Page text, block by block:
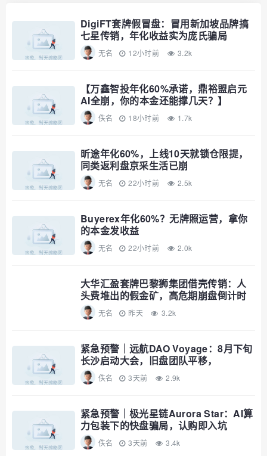
DigiFT套牌假冒盘：冒用新加坡品牌搞
七星传销，年化收益实为庞氏骗局
无名 12小时前 3.2k
【万鑫智投年化60%承诺，鼎裕盟启元
AI全崩，你的本金还能撑几天？】
佚名 18小时前 1.7k
昕途年化60%，上线10天就锁仓限提，
同类返利盘京采生活已崩
无名 22小时前 2.5k
Buyerex年化60%？无牌照运营，拿你
的本金发收益
无名 22小时前 2.0k
大华汇盈套牌巴黎狮集团借壳传销：人
头费堆出的假金矿，高危期崩盘倒计时
无名 昨天 3.2k
紧急预警｜远航DAO Voyage：8月下旬
长沙启动大会，旧盘团队平移，
RWA+大宗商品包装——又是庞氏滚盘
的老剧本
佚名 3天前 2.9k
紧急预警｜极光星链Aurora Star：AI算
力包装下的快盘骗局，认购即入坑
佚名 3天前 3.4k